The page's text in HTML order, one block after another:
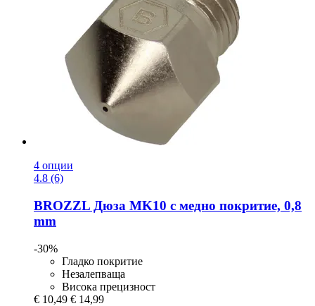
4 опции
4.8 (6)
BROZZL Дюза MK10 с медно покритие, 0,8
mm
-30%
Гладко покритие
Незалепваща
Висока прецизност
€ 10,49 € 14,99